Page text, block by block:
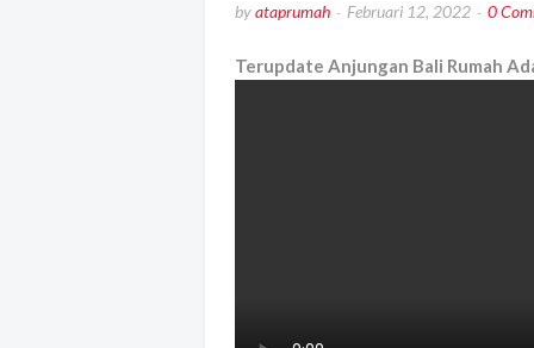
byataprumah Februari 12, 2022 0
Terupdate Anjungan Bali Rumah